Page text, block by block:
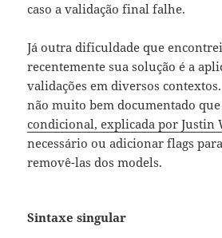
caso a validação final falhe.
Já outra dificuldade que
recentemente sua solução é a
validações em diversos
não muito bem documentado
condicional, explicada por Justin
necessário ou adicionar flags
removê-las dos models.
Sintaxe singular